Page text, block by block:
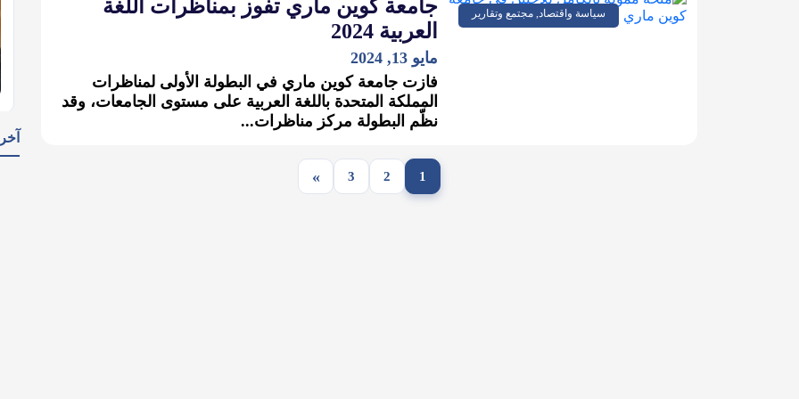
سياسة واقتصاد, مجتمع وتقارير
جامعة كوين ماري تفوز بمناظرات اللغة
العربية 2024
مايو 13, 2024
فازت جامعة كوين ماري في البطولة الأولى لمناظرات
المملكة المتحدة باللغة العربية على مستوى الجامعات، وقد
نظّم البطولة مركز مناظرات...
1
2
3
»